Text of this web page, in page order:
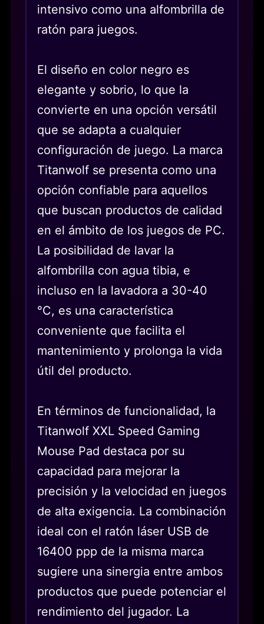
intensivo como una alfombrilla de
ratón para juegos.
El diseño en color negro es
elegante y sobrio, lo que la
convierte en una opción versátil
que se adapta a cualquier
configuración de juego. La marca
Titanwolf se presenta como una
opción confiable para aquellos
que buscan productos de calidad
en el ámbito de los juegos de PC.
La posibilidad de lavar la
alfombrilla con agua tibia, e
incluso en la lavadora a 30-40
°C, es una característica
conveniente que facilita el
mantenimiento y prolonga la vida
útil del producto.
En términos de funcionalidad, la
Titanwolf XXL Speed Gaming
Mouse Pad destaca por su
capacidad para mejorar la
precisión y la velocidad en juegos
de alta exigencia. La combinación
ideal con el ratón láser USB de
16400 ppp de la misma marca
sugiere una sinergia entre ambos
productos que puede potenciar el
rendimiento del jugador. La